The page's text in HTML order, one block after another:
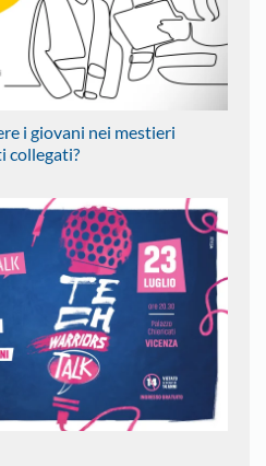
i giovani nei mestieri
collegati?